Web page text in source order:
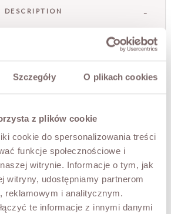
Szczegóły O plikach cookies
z plików cookie
cookie do spersonalizowania treści
funkcje społecznościowe i
witrynie. Informacje o tym, jak
witryny, udostępniamy partnerom
reklamowym i analitycznym.
te informacje z innymi danymi
DESCRIPTION
feminine blouse made of delicate, sheer
a subtle polka dot pattern. Its
and romantic details make it a
the trendiest summer and casual
V-neckline with decorative ties
character, while the loose fit
ease of wear. The sheer material
with a top or lace bra, creating an
effect.
the openwork structure of the material
make the blouse perfect for both
special occasions.